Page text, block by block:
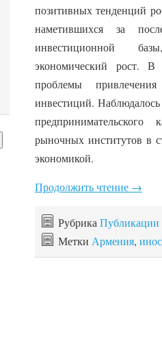
позитивных тенденций
наметившихся за
инвестиционной
экономический рост. В
проблемы
инвестиций.
рыночных институтов в
экономикой.
Продолжить чтение →
Рубрика Публикации
Метки Армения,